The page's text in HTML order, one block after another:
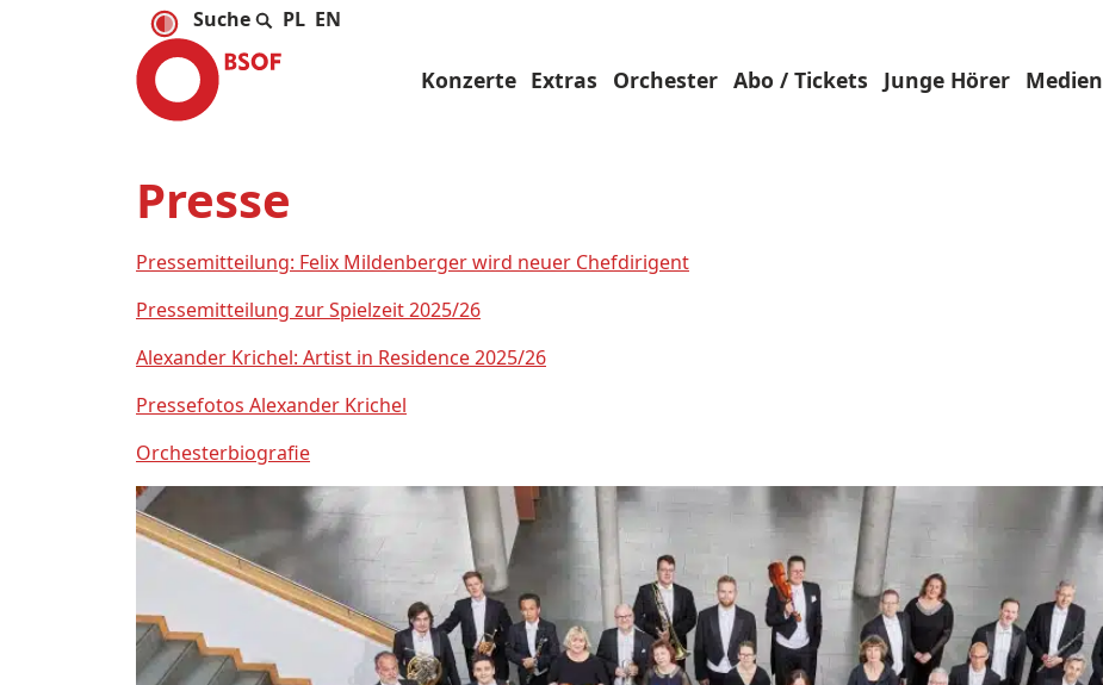
PL EN
Konzerte Extras Orchester Abo / Tickets Junge Hörer Medien
Presse
Pressemitteilung: Felix Mildenberger wird neuer Chefdirigent
Pressemitteilung zur Spielzeit 2025/26
Alexander Krichel: Artist in Residence 2025/26
Pressefotos Alexander Krichel
Orchesterbiografie